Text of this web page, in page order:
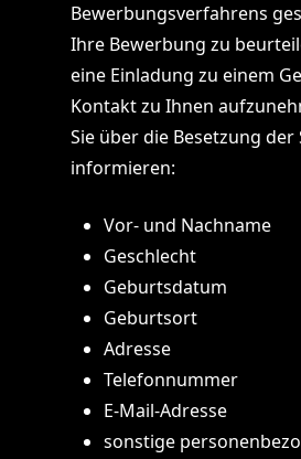
Bewerbungsverfahrens
Ihre Bewerbung zu
eine Einladung zu einem
Kontakt zu Ihnen
Sie über die Besetzung der
informieren:
Vor- und Nachname
Geschlecht
Geburtsdatum
Geburtsort
Adresse
Telefonnummer
E-Mail-Adresse
sonstige